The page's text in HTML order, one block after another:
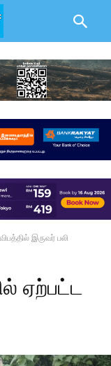
இருவர் பலி
ஏற்பட்ட